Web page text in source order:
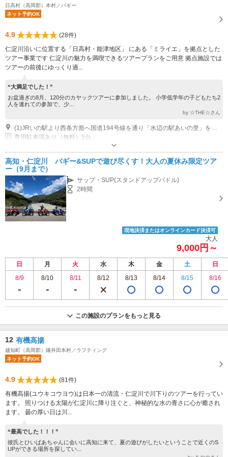
日高村（高岡郡）本村／バギー
ネット予約OK
4.9
(28件)
仁淀川沿いに位置する「日高村・能津地区」 にある「ミライエ」を拠点とした
ツアー事業です 仁淀川の魅力を満喫できるツアープランをご用意 拠点施設では
ツアーの前後にゆっくり過...
“大満足でした！”
お盆過ぎの8月、120分のカヤックツアーに参加しました。 小学低学年の子どもたち2
人を連れての参加で、少...
by ☆THE☆さん
専用駐車場あり（無料）5台
高知・仁淀川 バギー&SUPで遊び尽くす！大人の夏休み限定ツア
ー（9月まで）
サップ・SUP(スタンドアップパドル)
2時間
現地決済またはオンラインカード決済可
大人
9,000円～
日 月 火 水 木 金 土
日
8/9
8/10 8/11 8/12 8/13 8/14 8/15 8/16
この施設のプランをもっと見る
12 有機高揚
越知町（高岡郡）鎌井田本村／ラフティング
ネット予約OK
4.9
(81件)
有機高揚(ユウキコウヨウ)は日本一の清流・仁淀川で川下りのツアーを行ってい
ます。 照りつける太陽が仁淀川に降り注ぐと、神秘的な水の青さに心が癒され
ます。 曇の厚い日は川...
“最高でした！！！”
彼氏とひいばあちゃんに会いに高知に来て、夏の遊びがしたいということで近くのS
UPができる場所を探してい...